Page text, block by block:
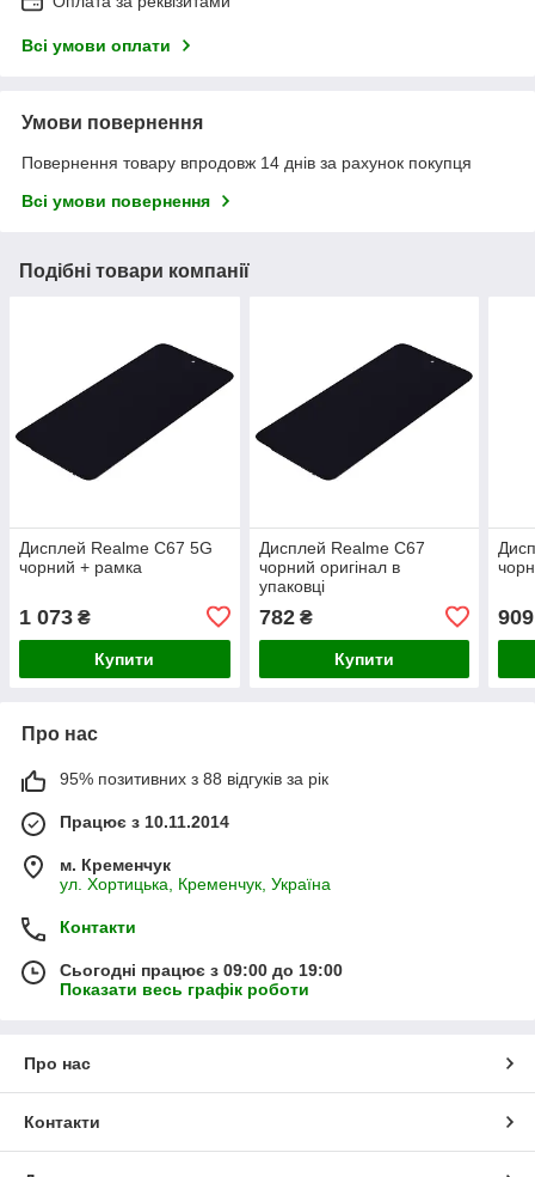
Всі умови оплати
Умови повернення
Повернення товару впродовж 14 днів за рахунок покупця
Всі умови повернення
Подібні товари компанії
Дисплей Realme C67 5G
чорний + рамка
1 073 ₴
Купити
Дисплей Realme C67
чорний оригінал в
упаковці
782₴
Купити
909
Про нас
95% позитивних з 88 відгуків за рік
Працює з 10.11.2014
м. Кременчук
ул. Хортицька, Кременчук, Україна
Контакти
Сьогодні працює з 09:00 до 19:00
Показати весь графік роботи
Про нас
Контакти